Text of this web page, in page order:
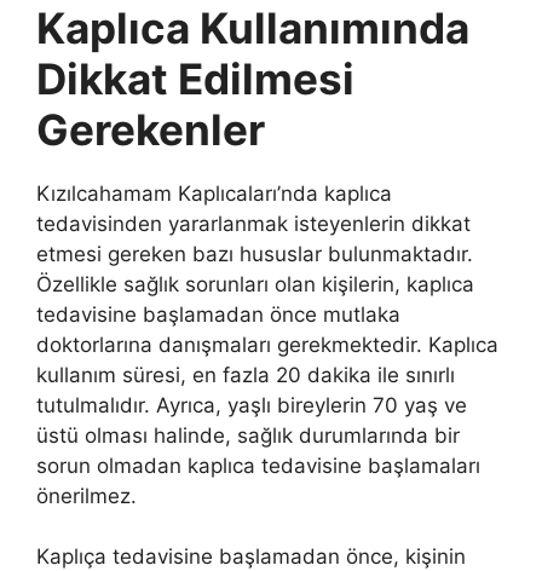
Kaplıca Kullanımında
Dikkat Edilmesi
Gerekenler
Kızılcahamam Kaplıcaları’nda kaplıca
tedavisinden yararlanmak isteyenlerin dikkat
etmesi gereken bazı hususlar bulunmaktadır.
Özellikle sağlık sorunları olan kişilerin, kaplıca
tedavisine başlamadan önce mutlaka
doktorlarına danışmaları gerekmektedir. Kaplıca
kullanım süresi, en fazla 20 dakika ile sınırlı
tutulmalıdır. Ayrıca, yaşlı bireylerin 70 yaş ve
üstü olması halinde, sağlık durumlarında bir
sorun olmadan kaplıca tedavisine başlamaları
önerilmez.
Kaplıça tedavisine başlamadan önce, kişinin